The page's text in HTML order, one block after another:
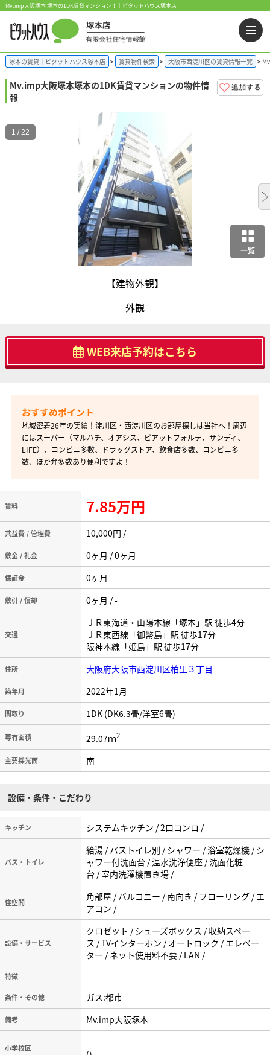
Mv.imp大阪塚本 塚本の1DK賃貸マンション！｜ピタットハウス塚本店
塚本の賃貸｜ピタットハウス塚本店 賃貸物件検索 大阪市西淀川区の賃貸情報一覧
Mv.imp大阪塚本塚本の1DK賃貸マンションの物件情
報
一覧
【建物外観】
外観
1 / 22
WEB来店予約はこちら
地域密着26年の実績！淀川区・西淀川区のお部屋探しは当社へ！周辺
にはスーパー（マルハチ、オアシス、ピアットフォルテ、サンディ、
LIFE）、コンビニ多数、ドラッグストア、飲食店多数、コンビニ多
数、ほか弁多数あり便利ですよ！
賃料 7.85万円
共益費 / 管理費 10,000円 /
敷金 / 礼金 0ヶ月 / 0ヶ月
保証金 0ヶ月
敷引 / 償却 0ヶ月 / -
交通
ＪＲ東海道・山陽本線「塚本」駅 徒歩4分
ＪＲ東西線「御幣島」駅 徒歩17分
阪神本線「姫島」駅 徒歩17分
住所 大阪府大阪市西淀川区柏里３丁目
築年月 2022年1月
間取り 1DK (DK6.3畳/洋室6畳)
専有面積 29.07ｍ2
主要採光面 南
設備・条件・こだわり
キッチン システムキッチン / 2口コンロ /
バス・トイレ
給湯 / バストイレ別 / シャワー / 浴室乾燥機 / シ
ャワー付洗面台 / 温水洗浄便座 / 洗面化粧
台 / 室内洗濯機置き場 /
住空間
角部屋 / バルコニー / 南向き / フローリング / エ
アコン /
設備・サービス
クロゼット / シューズボックス / 収納スペー
ス / TVインターホン / オートロック / エレベー
ター / ネット使用料不要 / LAN /
特徴
条件・その他 ガス:都市
備考 Mv.imp大阪塚本
小学校区